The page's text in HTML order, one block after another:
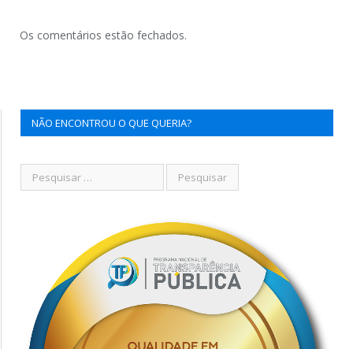
Os comentários estão fechados.
NÃO ENCONTROU O QUE QUERIA?